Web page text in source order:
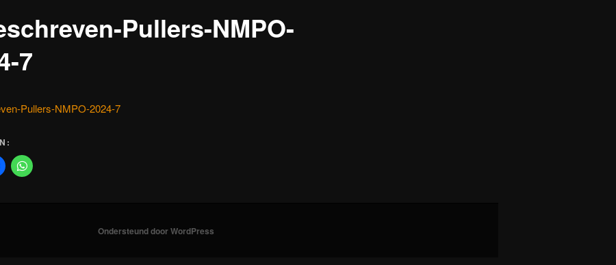
Pullers-NMPO-
7
Pullers-NMPO-2024-7
Ondersteund door WordPress